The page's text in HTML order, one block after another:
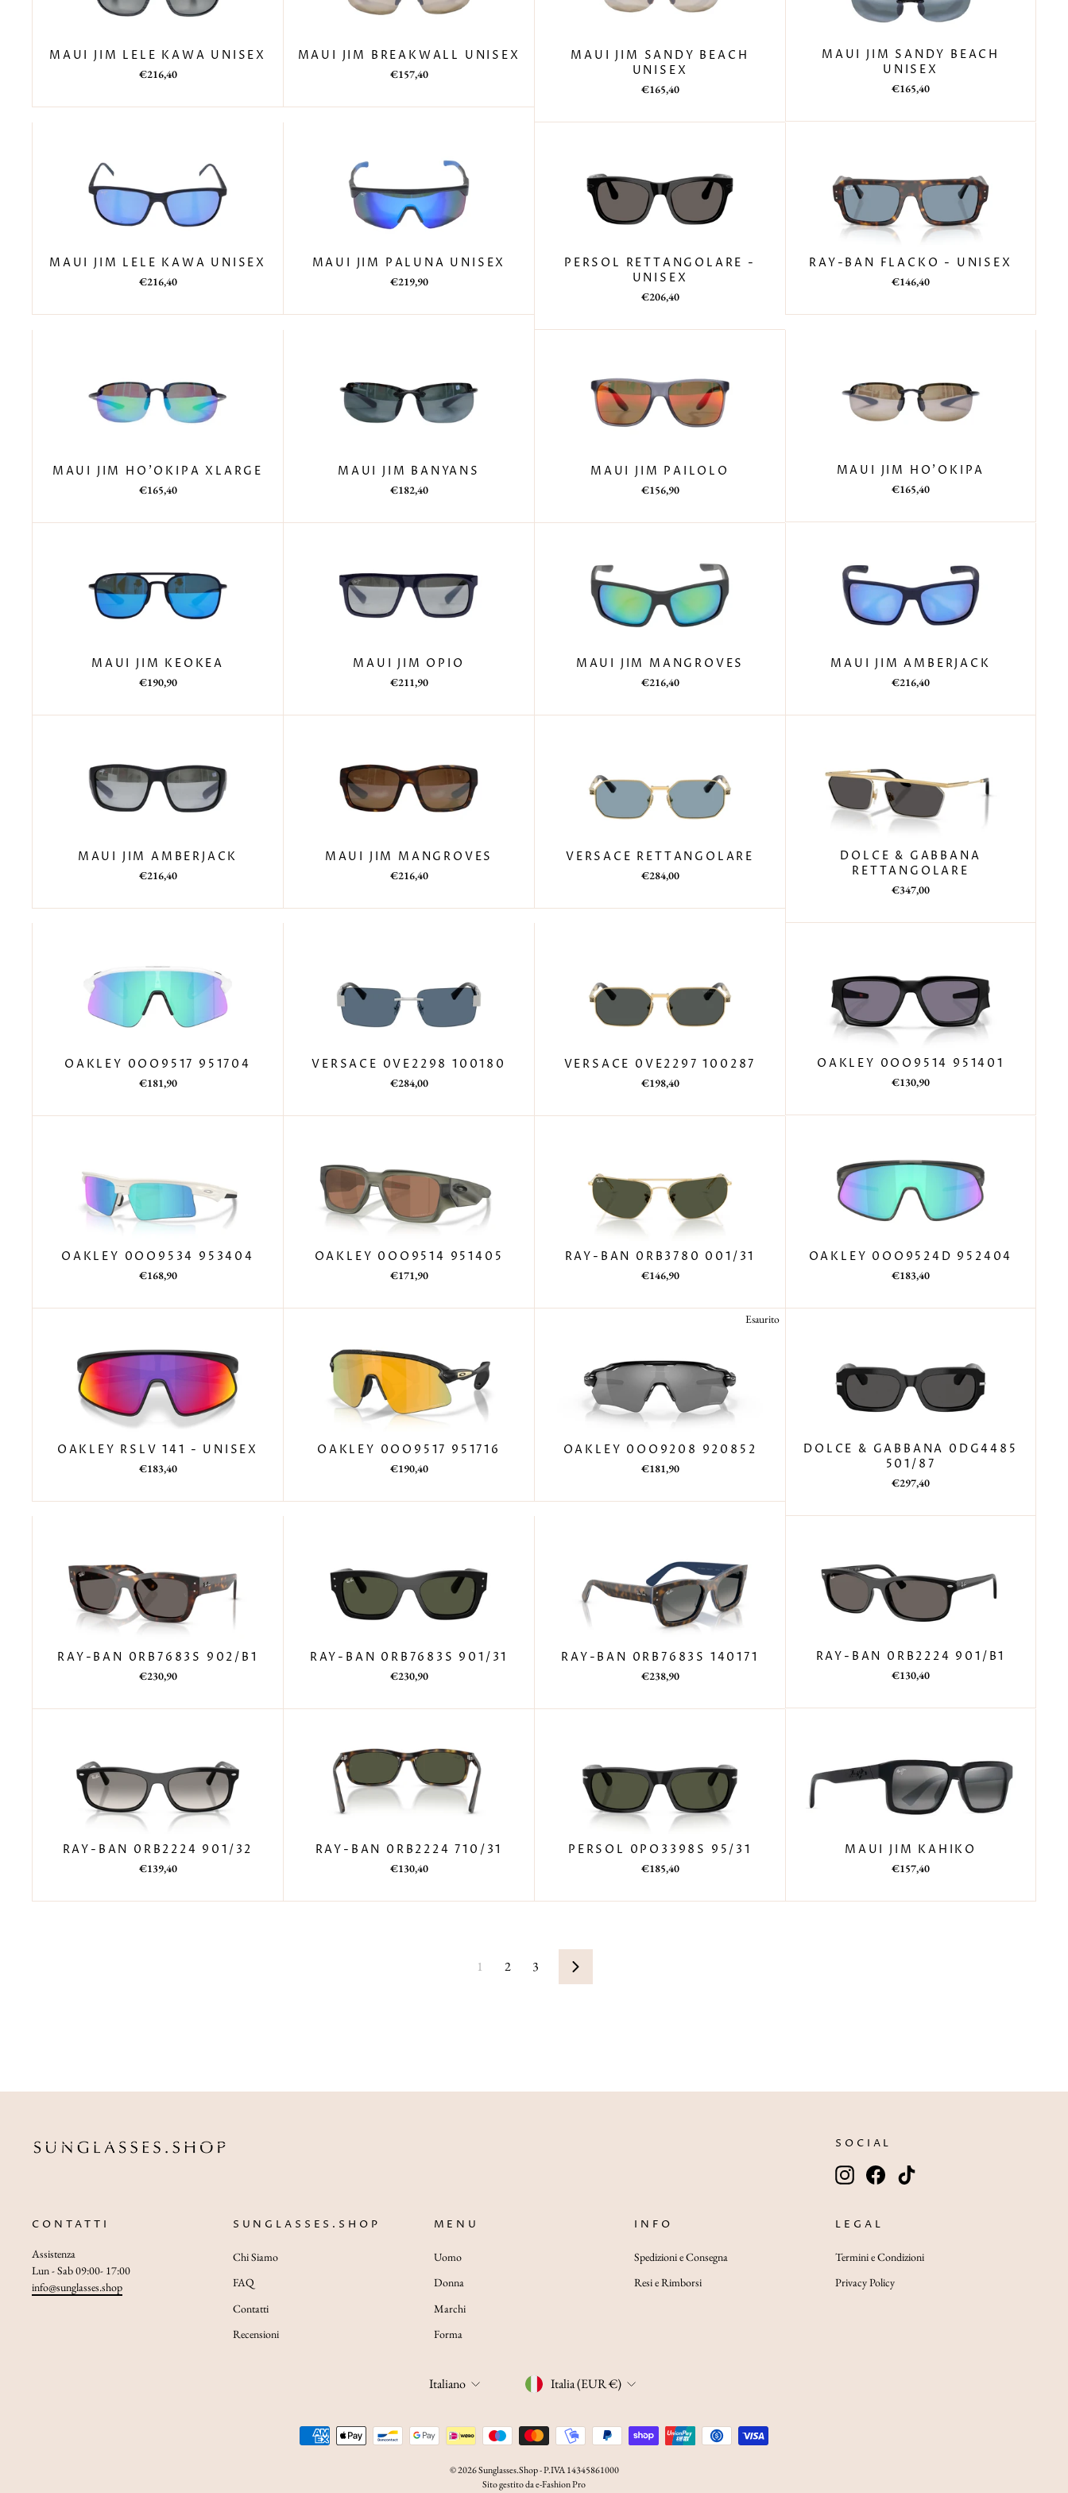
MAUI JIM LELE KAWA UNISEX
Prezzo
listino
Prezzo
€216,40
MAUI JIM BREAKWALL UNISEX
Prezzo
listino
Prezzo
€157,40
MAUI JIM SANDY BEACH
UNISEX
Prezzo
listino
Prezzo
€165,40
MAUI JIM SANDY BEACH
UNISEX
Prezzo
listino
Prezzo
€165,40
MAUI JIM LELE KAWA UNISEX
Prezzo
listino
Prezzo
€216,40
MAUI JIM PALUNA UNISEX
Prezzo
listino
Prezzo
€219,90
PERSOL RETTANGOLARE -
UNISEX
Prezzo
listino
Prezzo
€206,40
RAY-BAN FLACKO - UNISEX
Prezzo
listino
Prezzo
€146,40
MAUI JIM HO'OKIPA XLARGE
Prezzo
listino
Prezzo
€165,40
MAUI JIM BANYANS
Prezzo
listino
Prezzo
€182,40
MAUI JIM PAILOLO
Prezzo
listino
Prezzo
€156,90
MAUI JIM HO'OKIPA
Prezzo
listino
Prezzo
€165,40
MAUI JIM KEOKEA
Prezzo
listino
Prezzo
€190,90
MAUI JIM OPIO
Prezzo
listino
Prezzo
€211,90
MAUI JIM MANGROVES
Prezzo
listino
Prezzo
€216,40
MAUI JIM AMBERJACK
Prezzo
listino
Prezzo
€216,40
MAUI JIM AMBERJACK
Prezzo
listino
Prezzo
€216,40
MAUI JIM MANGROVES
Prezzo
listino
Prezzo
€216,40
VERSACE RETTANGOLARE
€284,00
DOLCE & GABBANA
RETTANGOLARE
€347,00
OAKLEY 0OO9517 951704
Prezzo
listino
Prezzo
€181,90
VERSACE 0VE2298 100180
€284,00
VERSACE 0VE2297 100287
Prezzo
listino
Prezzo
€198,40
OAKLEY 0OO9514 951401
€130,90
OAKLEY 0OO9534 953404
Prezzo
listino
Prezzo
€168,90
OAKLEY 0OO9514 951405
Prezzo
listino
Prezzo
€171,90
RAY-BAN 0RB3780 001/31
Prezzo
listino
Prezzo
€146,90
OAKLEY 0OO9524D 952404
Prezzo
listino
Prezzo
€183,40
OAKLEY RSLV 141 - UNISEX
Prezzo
listino
Prezzo
€183,40
OAKLEY 0OO9517 951716
Prezzo
listino
Prezzo
€190,40
Esaurito
OAKLEY 0OO9208 920852
Prezzo
listino
Prezzo
€181,90
DOLCE & GABBANA 0DG4485
501/87
Prezzo
listino
Prezzo
€297,40
RAY-BAN 0RB7683S 902/B1
Prezzo
listino
Prezzo
€230,90
RAY-BAN 0RB7683S 901/31
Prezzo
listino
Prezzo
€230,90
RAY-BAN 0RB7683S 140171
Prezzo
listino
Prezzo
€238,90
RAY-BAN 0RB2224 901/B1
Prezzo
listino
Prezzo
€130,40
RAY-BAN 0RB2224 901/32
Prezzo
listino
Prezzo
€139,40
RAY-BAN 0RB2224 710/31
Prezzo
listino
Prezzo
€130,40
PERSOL 0PO3398S 95/31
Prezzo
listino
Prezzo
€185,40
MAUI JIM KAHIKO
Prezzo
listino
Prezzo
€157,40
1 2 3 Successivo
SOCIAL
INSERISCI
LA
ISCRIVITI
InstagramFacebook
CONTATTI
Assistenza
Lun - Sab 09:00- 17:00
info@sunglasses.shop
SUNGLASSES.SHOP
Chi Siamo
FAQ
Contatti
Recensioni
MENU
Uomo
Donna
Marchi
Forma
INFO
Spedizioni e Consegna
Resi e Rimborsi
LEGAL
Termini e Condizioni
Privacy Policy
LINGUA
Italiano VALUTA
Italia (EUR €)
© 2026 Sunglasses.Shop - P.IVA 14345861000
Sito gestito da e-Fashion Pro